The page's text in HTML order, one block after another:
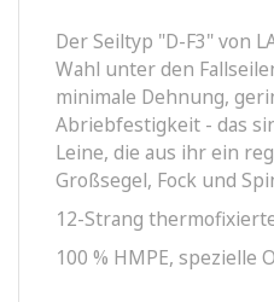
Der Seiltyp "D-F3" von
Wahl unter den
minimale Dehnung,
Abriebfestigkeit - das
Leine, die aus ihr ein
Großsegel, Fock und
12-Strang
100 % HMPE, spezielle